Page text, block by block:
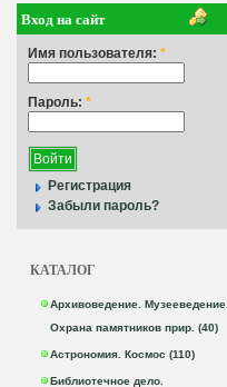
Вход на сайт
Имя пользователя: *
Пароль: *
Регистрация
Забыли пароль?
КАТАЛОГ
Архивоведение. Музееведение.
Охрана памятников прир. (40)
Астрономия. Космос (110)
Библиотечное дело.